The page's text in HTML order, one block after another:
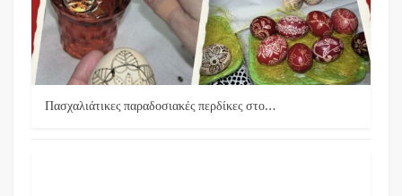
Πασχαλιάτικες παραδοσιακές περδίκες στο…